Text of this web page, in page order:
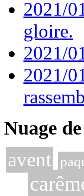
2021/
gloire.
2021/
2021/
Nuage
avent